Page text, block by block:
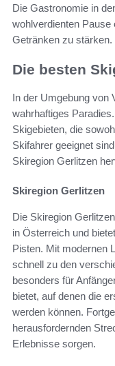
Die Gastronomie in
wohlverdienten
Getränken zu stärken.
Die besten
In der Umgebung von
wahrhaftiges
Skigebieten, die
Skifahrer geeignet
Skiregion Gerlitzen
Skiregion Gerlitzen
Die Skiregion
in Österreich und
Pisten. Mit modernen
schnell zu den
besonders für
bietet, auf denen die
werden können.
herausfordernden
Erlebnisse sorgen.